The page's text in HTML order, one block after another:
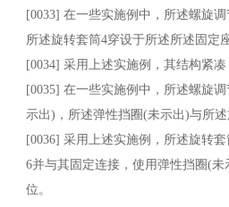
[0033] 在一些实施例中，所述螺旋调
所述旋转套筒4穿设于所述所述固定
[0034] 采用上述实施例，其结构紧凑
[0035] 在一些实施例中，所述螺旋
示出)，所述弹性挡圈(未示出)与所述
[0036] 采用上述实施例，所述旋转
6并与其固定连接，使用弹性挡圈(
位。